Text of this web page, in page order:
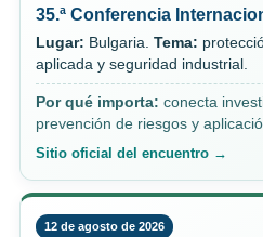
35.ª Conferencia
Lugar: Bulgaria. Tema:
aplicada y seguridad industrial.
Por qué importa: conecta
prevención de riesgos y
Sitio oficial del encuentro →
12 de agosto de 2026